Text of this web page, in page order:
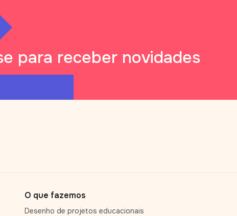
para receber novidades
O que fazemos
Desenho de projetos educacionais